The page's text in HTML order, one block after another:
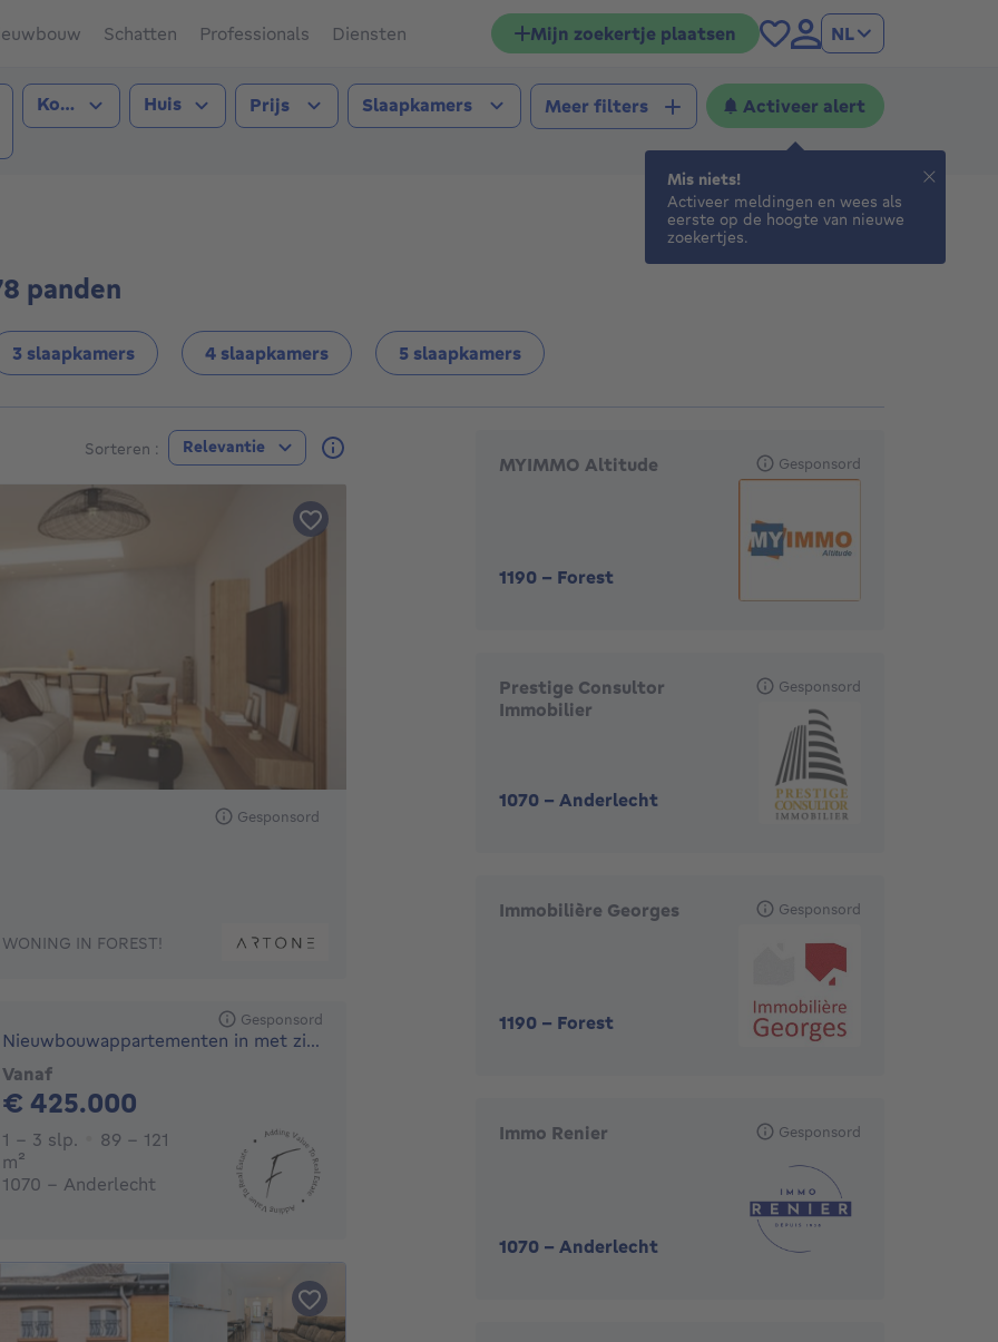
Schatten Professionals Diensten Mijn zoekertje plaatsen NL
(1190))
Type transactie
Kopen Type pand
Huis Prijs Slaapkamers Meer filters Activeer alert
panden
3 slaapkamers 4 slaapkamers 5 slaapkamers
Sorteren : Relevantie
Gesponsord
IN FOREST!
Gesponsord
Nieuwbouwappartementen in met zicht op het kanaal in Brussel
Vanaf
€ 425.000
1 - 3 Slaapkamers
1 - 3 slp.
89 - 121
m²
1070 - Anderlecht
Aanbevolen agentschappen
MYIMMO Altitude
1190 - Forest
Gesponsord
Prestige Consultor
Immobilier
1070 - Anderlecht
Gesponsord
Immobilière Georges
1190 - Forest
Gesponsord
Immo Renier
1070 - Anderlecht
Gesponsord
Mis niets!
Activeer meldingen en wees als
eerste op de hoogte van nieuwe
zoekertjes.